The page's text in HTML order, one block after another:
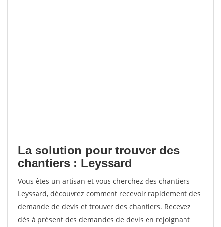
La solution pour trouver des
chantiers : Leyssard
Vous êtes un artisan et vous cherchez des chantiers
Leyssard, découvrez comment recevoir rapidement des
demande de devis et trouver des chantiers. Recevez
dès à présent des demandes de devis en rejoignant